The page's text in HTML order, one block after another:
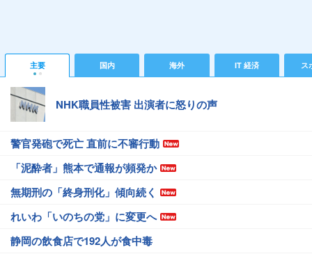
主要 国内 海外 IT 経済 ス
NHK職員性被害 出演者に怒りの声
警官発砲で死亡 直前に不審行動
「泥酔者」熊本で通報が頻発か
無期刑の「終身刑化」傾向続く
れいわ「いのちの党」に変更へ
静岡の飲食店で192人が食中毒